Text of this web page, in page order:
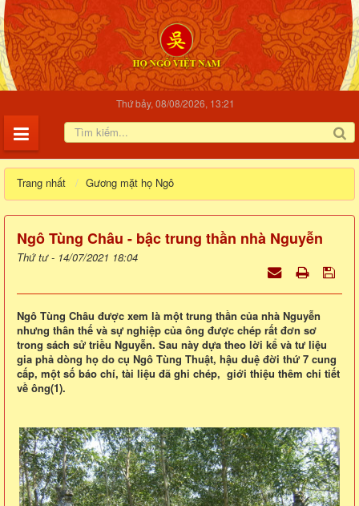
Thứ bảy, 08/08/2026, 13:21
Trang nhất Gương mặt họ Ngô
Ngô Tùng Châu - bậc trung thần nhà Nguyễn
Thứ tư - 14/07/2021 18:04
Ngô Tùng Châu được xem là một trung thần của nhà Nguyễn
nhưng thân thế và sự nghiệp của ông được chép rất đơn sơ
trong sách sử triều Nguyễn. Sau này dựa theo lời kể và tư liệu
gia phả dòng họ do cụ Ngô Tùng Thuật, hậu duệ đời thứ 7 cung
cấp, một số báo chí, tài liệu đã ghi chép, giới thiệu thêm chi tiết
về ông(1).